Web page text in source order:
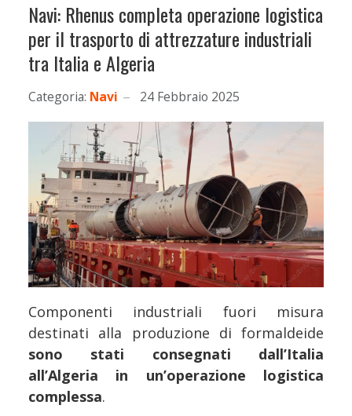
Navi: Rhenus completa operazione logistica
per il trasporto di attrezzature industriali
tra Italia e Algeria
Categoria: Navi 24 Febbraio 2025
Componenti industriali fuori misura
destinati alla produzione di formaldeide
sono stati consegnati dall’Italia
all’Algeria in un’operazione logistica
complessa.